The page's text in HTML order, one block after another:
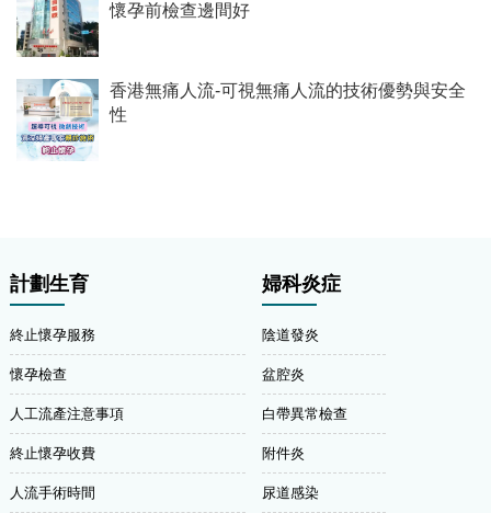
懷孕前檢查邊間好
香港無痛人流-可視無痛人流的技術優勢與安全
性
計劃生育
終止懷孕服務
懷孕檢查
人工流產注意事項
終止懷孕收費
人流手術時間
婦科炎症
陰道發炎
盆腔炎
白帶異常檢查
附件炎
尿道感染